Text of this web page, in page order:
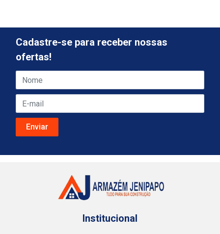
Cadastre-se para receber nossas
ofertas!
Institucional